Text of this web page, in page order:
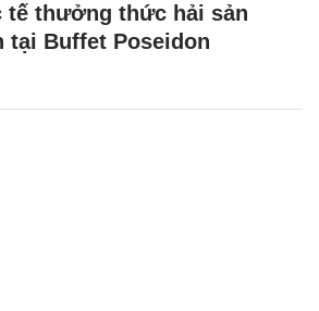
tế thưởng thức hải sản
tại Buffet Poseidon